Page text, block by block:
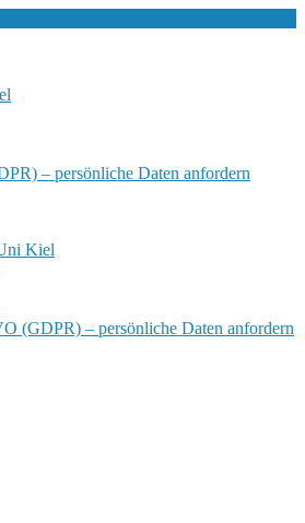
– persönliche Daten anfordern
Kiel
(GDPR) – persönliche Daten anfordern